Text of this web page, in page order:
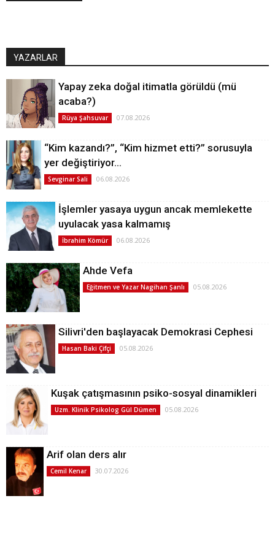
YAZARLAR
Yapay zeka doğal itimatla görüldü (mü
acaba?)
Rüya Şahsuvar 07.08.2026
“Kim kazandı?”, “Kim hizmet etti?” sorusuyla
yer değiştiriyor…
Sevginar Sali 06.08.2026
İşlemler yasaya uygun ancak memlekette
uyulacak yasa kalmamış
İbrahim Kömür 06.08.2026
Ahde Vefa
Eğitmen ve Yazar Nagihan Şanlı 05.08.2026
Silivri'den başlayacak Demokrasi Cephesi
Hasan Baki Çifçi 05.08.2026
Kuşak çatışmasının psiko-sosyal dinamikleri
Uzm. Klinik Psikolog Gül Dümen 05.08.2026
Arif olan ders alır
Cemil Kenar 30.07.2026